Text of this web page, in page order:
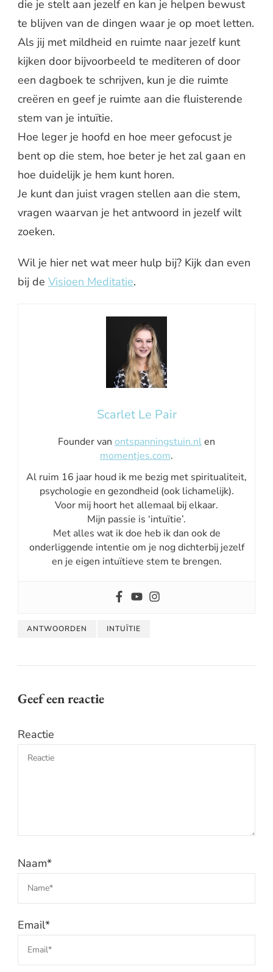
die je stelt aan jezelf en kan je helpen bewust
te blijven van de dingen waar je op moet letten.
Als jij met mildheid en ruimte naar jezelf kunt
kijken door bijvoorbeeld te mediteren of door
een dagboek te schrijven, kun je die ruimte
creëren en geef je ruimte aan die fluisterende
stem van je intuïtie.
Hoe leger je hoofd en hoe meer gefocust je
bent op die stem, hoe beter je het zal gaan en
hoe duidelijk je hem kunt horen.
Je kunt dan juist vragen stellen aan die stem,
vragen waarvan je het antwoord in jezelf wilt
zoeken.
Wil je hier net wat meer hulp bij? Kijk dan even
bij de Visioen Meditatie.
Scarlet Le Pair
Founder van ontspanningstuin.nlen
momentjes.com.
Al ruim 16 jaar houd ik me bezig met spiritualiteit,
psychologie en gezondheid (ook lichamelijk).
Voor mij hoort het allemaal bij elkaar.
Mijn passie is ‘intuïtie’.
Met alles wat ik doe heb ik dan ook de
onderliggende intentie om je nog dichterbij jezelf
en je eigen intuïtieve stem te brengen.
ANTWOORDEN INTUÏTIE
Geef een reactie
Reactie
Naam*
Email*